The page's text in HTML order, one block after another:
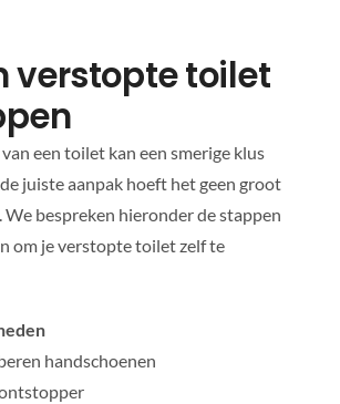
verstopte toilet
een toilet kan een smerige klus
juiste aanpak hoeft het geen groot
We bespreken hieronder de stappen
om je verstopte toilet zelf te
handschoenen